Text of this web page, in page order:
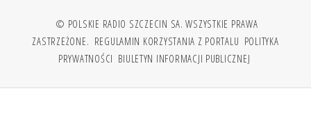
© POLSKIE RADIO SZCZECIN SA. WSZYSTKIE PRAWA
ZASTRZEŻONE. REGULAMIN KORZYSTANIA Z PORTALU POLITYKA
PRYWATNOŚCI BIULETYN INFORMACJI PUBLICZNEJ